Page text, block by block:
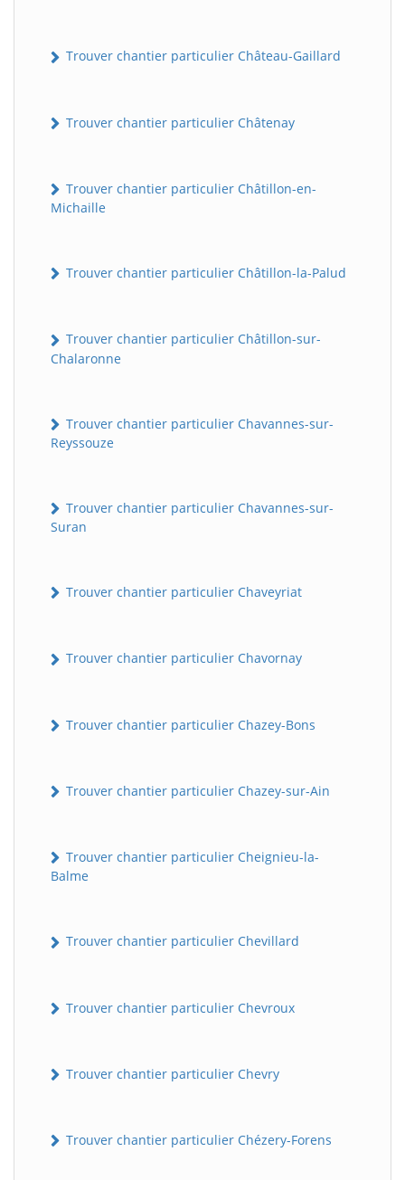
Trouver chantier particulier Château-Gaillard
Trouver chantier particulier Châtenay
Trouver chantier particulier Châtillon-en-
Michaille
Trouver chantier particulier Châtillon-la-Palud
Trouver chantier particulier Châtillon-sur-
Chalaronne
Trouver chantier particulier Chavannes-sur-
Reyssouze
Trouver chantier particulier Chavannes-sur-
Suran
Trouver chantier particulier Chaveyriat
Trouver chantier particulier Chavornay
Trouver chantier particulier Chazey-Bons
Trouver chantier particulier Chazey-sur-Ain
Trouver chantier particulier Cheignieu-la-
Balme
Trouver chantier particulier Chevillard
Trouver chantier particulier Chevroux
Trouver chantier particulier Chevry
Trouver chantier particulier Chézery-Forens
B Assistant en ligne